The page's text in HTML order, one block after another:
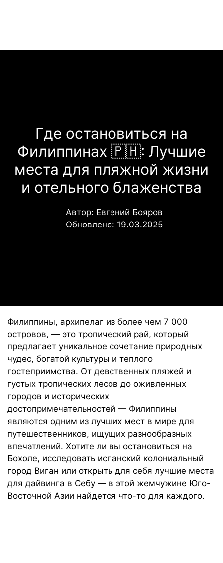
Где остановиться на
Филиппинах 🇵🇭: Лучшие
места для пляжной жизни
и отельного блаженства
Автор: Евгений Бояров
Обновлено: 19.03.2025
Филиппины, архипелаг из более чем 7 000
островов, — это тропический рай, который
предлагает уникальное сочетание природных
чудес, богатой культуры и теплого
гостеприимства. От девственных пляжей и
густых тропических лесов до оживленных
городов и исторических
достопримечательностей — Филиппины
являются одним из лучших мест в мире для
путешественников, ищущих разнообразных
впечатлений. Хотите ли вы остановиться на
Бохоле, исследовать испанский колониальный
город Виган или открыть для себя лучшие места
для дайвинга в Себу — в этой жемчужине Юго-
Восточной Азии найдется что-то для каждого.